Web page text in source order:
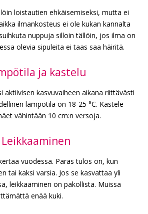
loistautien ehkäisemiseksi, mutta ei
ilmankosteus ei ole kukan kannalta
nuppuja silloin tällöin, jos ilma on
olevia sipuleita ei taas saa häiritä.
ja kastelu
aktiivisen kasvuvaiheen aikana riittävästi
lämpötila on 18-25 °C. Kastele
vähintään 10 cm:n versoja.
Leikkaaminen
vuodessa. Paras tulos on, kun
tai kaksi varsia. Jos se kasvattaa yli
leikkaaminen on pakollista. Muissa
enää kuki.